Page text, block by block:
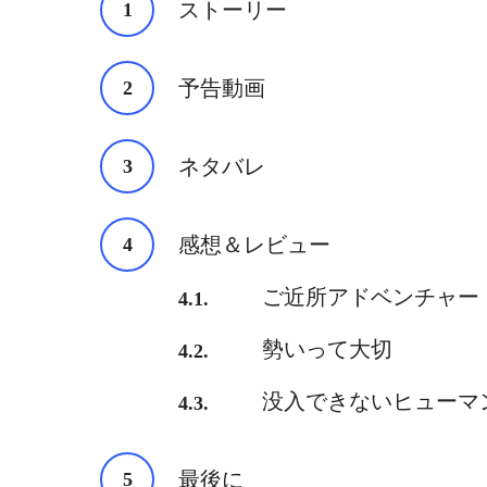
ストーリー
予告動画
ネタバレ
感想＆レビュー
ご近所アドベンチャー
勢いって大切
没入できないヒューマ
最後に